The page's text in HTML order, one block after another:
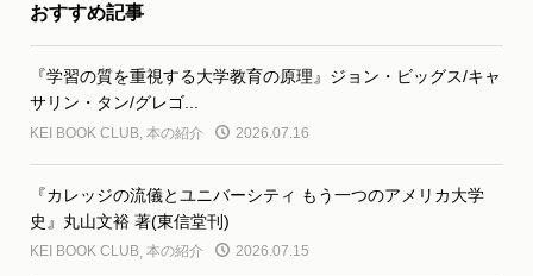
おすすめ記事
『学習の質を重視する大学教育の原理』ジョン・ビッグス/キャ
サリン・タン/グレゴ...
KEI BOOK CLUB, 本の紹介 2026.07.16
『カレッジの流儀とユニバーシティ もう一つのアメリカ大学
史』丸山文裕 著(東信堂刊)
KEI BOOK CLUB, 本の紹介 2026.07.15